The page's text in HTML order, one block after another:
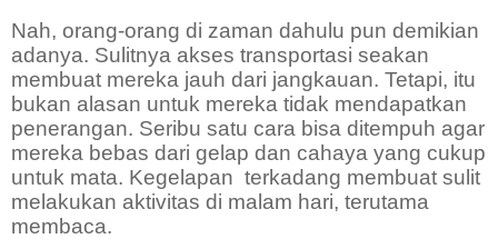
Nah, orang-orang di zaman dahulu pun demikian
adanya. Sulitnya akses transportasi seakan
membuat mereka jauh dari jangkauan. Tetapi, itu
bukan alasan untuk mereka tidak mendapatkan
penerangan. Seribu satu cara bisa ditempuh agar
mereka bebas dari gelap dan cahaya yang cukup
untuk mata. Kegelapan terkadang membuat sulit
melakukan aktivitas di malam hari, terutama
membaca.